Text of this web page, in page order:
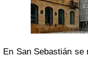
En San Sebastián se